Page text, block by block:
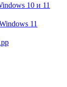
10 и 11
11